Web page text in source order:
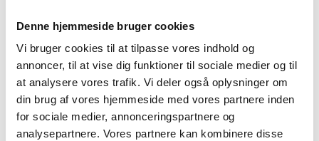
Denne hjemmeside bruger cookies
Vi bruger cookies til at tilpasse vores indhold og
annoncer, til at vise dig funktioner til sociale medier og til
at analysere vores trafik. Vi deler også oplysninger om
din brug af vores hjemmeside med vores partnere inden
for sociale medier, annonceringspartnere og
analysepartnere. Vores partnere kan kombinere disse
meter. Kun til indendørs brug. Rengør med en tør klud.
PRODUKTSPECIFIKATIONER
Varenummer GP-1201
SKU